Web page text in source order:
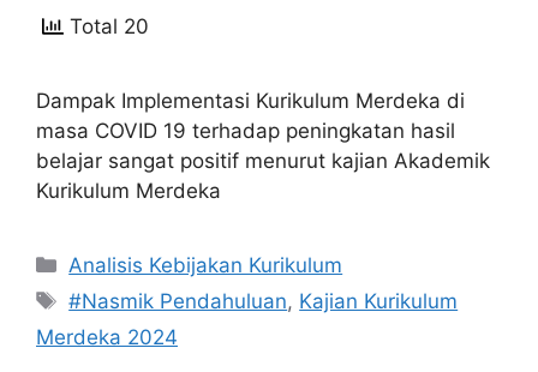
Total 20
Dampak Implementasi Kurikulum Merdeka di
masa COVID 19 terhadap peningkatan hasil
belajar sangat positif menurut kajian Akademik
Kurikulum Merdeka
Kategori
Analisis Kebijakan Kurikulum
Tag
#Nasmik Pendahuluan, Kajian Kurikulum
Merdeka 2024